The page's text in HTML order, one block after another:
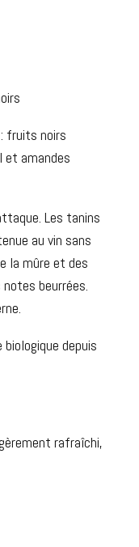
fruits noirs
et amandes
Les tanins
au vin sans
la mûre et des
beurrées.
depuis
rafraîchi,